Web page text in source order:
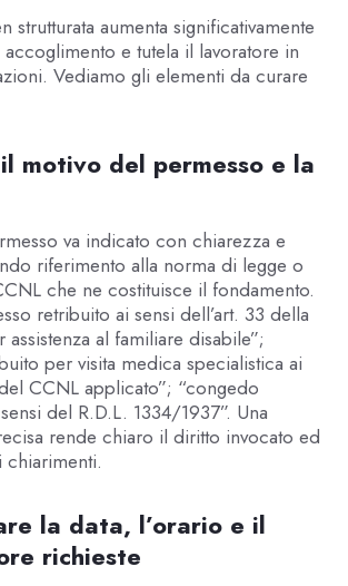
strutturata aumenta significativamente
e tutela il lavoratore in
Vediamo gli elementi da curare
motivo del permesso e la
va indicato con chiarezza e
riferimento alla norma di legge o
che ne costituisce il fondamento.
retribuito ai sensi dell’art. 33 della
al familiare disabile”;
per visita medica specialistica ai
CCNL applicato”; “congedo
del R.D.L. 1334/1937”. Una
rende chiaro il diritto invocato ed
chiarimenti.
la data, l’orario e il
richieste